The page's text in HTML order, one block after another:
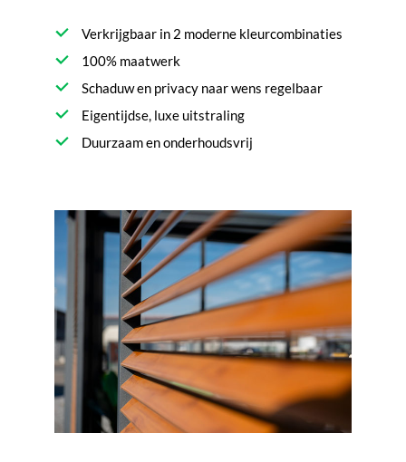
Verkrijgbaar in 2 moderne kleurcombinaties
100% maatwerk
Schaduw en privacy naar wens regelbaar
Eigentijdse, luxe uitstraling
Duurzaam en onderhoudsvrij